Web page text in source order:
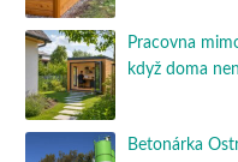
Pracovna
když doma
Betonárka